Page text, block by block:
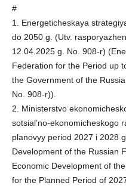
#
1. Energeticheskaya
do 2050 g. (Utv.
12.04.2025 g. No. 908-r)
Federation for the Period up
the Government of the
No. 908-r)).
2. Ministerstvo
sotsial’no-ekonomicheskogo
planovyy period 2027 i 2028
Development of the Russian
Economic Development of
for the Planned Period of